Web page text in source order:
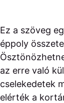
Ez a szöveg
éppoly
az erre való
cselekedetek
elérték a